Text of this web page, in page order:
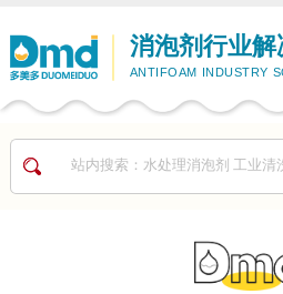
消泡剂行业解
ANTIFOAM INDUSTRY